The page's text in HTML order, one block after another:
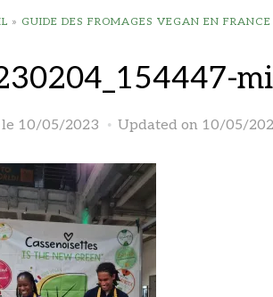
» GUIDE DES FROMAGES VEGAN EN FRANCE
10/05/2023 Updated on 10/05/